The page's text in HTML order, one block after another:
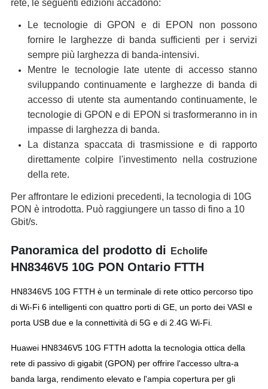
rete, le seguenti edizioni accadono:
Le tecnologie di GPON e di EPON non possono
fornire le larghezze di banda sufficienti per i servizi
sempre più larghezza di banda-intensivi.
Mentre le tecnologie late utente di accesso stanno
sviluppando continuamente e larghezze di banda di
accesso di utente sta aumentando continuamente, le
tecnologie di GPON e di EPON si trasformeranno in in
impasse di larghezza di banda.
La distanza spaccata di trasmissione e di rapporto
direttamente colpire l'investimento nella costruzione
della rete.
Per affrontare le edizioni precedenti, la tecnologia di 10G
PON è introdotta. Può raggiungere un tasso di fino a 10
Gbit/s.
Panoramica del prodotto di Echolife
HN8346V5 10G PON Ontario FTTH
HN8346V5 10G FTTH è un terminale di rete ottico percorso tipo
di Wi-Fi 6 intelligenti con quattro porti di GE, un porto dei VASI e
porta USB due e la connettività di 5G e di 2.4G Wi-Fi.
Huawei HN8346V5 10G FTTH adotta la tecnologia ottica della
rete di passivo di gigabit (GPON) per offrire l'accesso ultra-a
banda larga, rendimento elevato e l'ampia copertura per gli